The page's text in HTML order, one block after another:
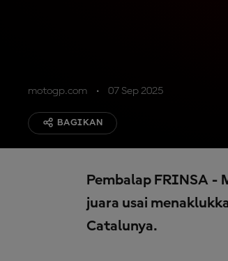
motogp.com 07 Sep 2025
BAGIKAN
Pembalap FRINSA -
juara usai
Catalunya.